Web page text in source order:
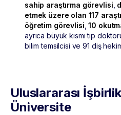
sahip araştırma görevlisi
etmek üzere olan 117
öğretim görevlisi ,10
ayrıca büyük kısmı tıp
bilim temsilcisi ve 91 diş
Uluslararası
Üniversite